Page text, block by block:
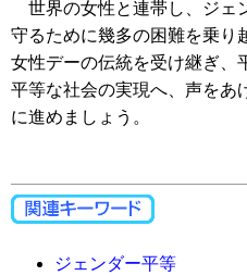
世界の女性と連帯し、ジェ
守るために幾多の困難を乗り
女性デーの伝統を受け継ぎ、
平等な社会の実現へ、声をあ
に進めましょう。
ジェンダー平等